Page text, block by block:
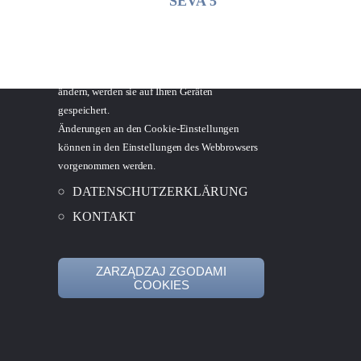
ändern, werden sie auf Ihren Geräten
gespeichert.
Änderungen an den Cookie-Einstellungen
können in den Einstellungen des Webbrowsers
vorgenommen werden.
DATENSCHUTZERKLÄRUNG
KONTAKT
ZARZĄDZAJ ZGODAMI
COOKIES